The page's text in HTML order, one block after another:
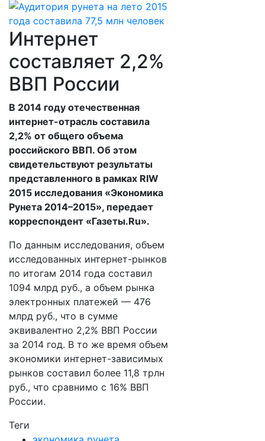
Интернет
составляет 2,2%
ВВП России
В 2014 году отечественная
интернет-отрасль составила
2,2% от общего объема
российского ВВП. Об этом
свидетельствуют результаты
представленного в рамках RIW
2015 исследования «Экономика
Рунета 2014–2015», передает
корреспондент «Газеты.Ru».
По данным исследования, объем
исследованных интернет-рынков
по итогам 2014 года составил
1094 млрд руб., а объем рынка
электронных платежей — 476
млрд руб., что в сумме
эквивалентно 2,2% ВВП России
за 2014 год. В то же время объем
экономики интернет-зависимых
рынков составил более 11,8 трлн
руб., что сравнимо с 16% ВВП
России.
Теги